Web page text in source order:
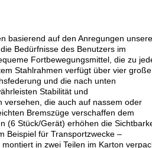
basierend auf den Anregungen
Bedürfnisse des Benutzers im
Fortbewegungsmittel, die zu
Stahlrahmen verfügt über vier große
und die nach unten
Stabilität und
versehen, die auch auf nassem oder
Bremszüge verschaffen dem
(6 Stück/Gerät) erhöhen die
Beispiel für Transportzwecke –
in zwei Teilen im Karton